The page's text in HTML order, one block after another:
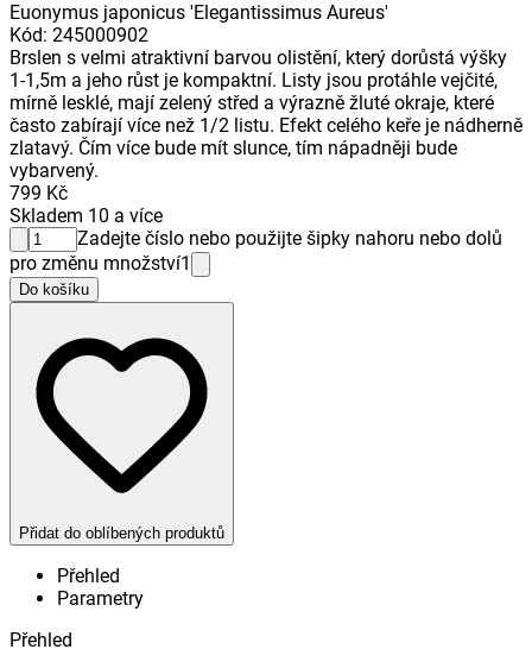
Euonymus japonicus 'Elegantissimus Aureus'
Kód: 245000902
Brslen s velmi atraktivní barvou olistění, který dorůstá výšky
1-1,5m a jeho růst je kompaktní. Listy jsou protáhle vejčité,
mírně lesklé, mají zelený střed a výrazně žluté okraje, které
často zabírají více než 1/2 listu. Efekt celého keře je nádherně
zlatavý. Čím více bude mít slunce, tím nápadněji bude
vybarvený.
799 Kč
Skladem 10 a více
Zadejte číslo nebo použijte šipky nahoru nebo dolů
pro změnu množství1
Do košíku
Přidat do oblíbených produktů
Přehled
Parametry
Přehled